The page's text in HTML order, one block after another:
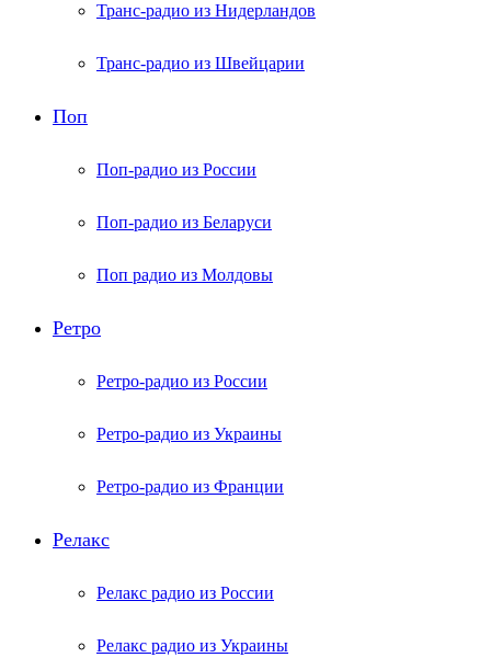
Транс-радио из Нидерландов
Транс-радио из Швейцарии
Поп
Поп-радио из России
Поп-радио из Беларуси
Поп радио из Молдовы
Ретро
Ретро-радио из России
Ретро-радио из Украины
Ретро-радио из Франции
Релакс
Релакс радио из России
Релакс радио из Украины